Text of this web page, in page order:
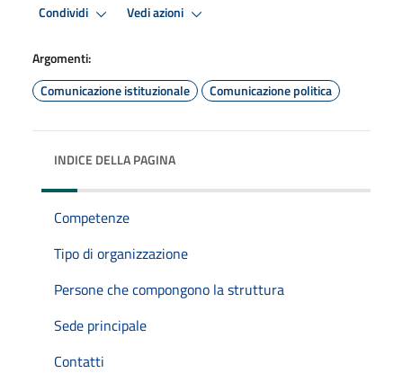
Condividi Vedi azioni
Argomenti:
Comunicazione istituzionale
Comunicazione politica
INDICE DELLA PAGINA
Competenze
Tipo di organizzazione
Persone che compongono la struttura
Sede principale
Contatti